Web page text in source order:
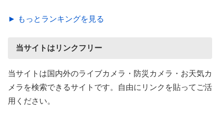
► もっとランキングを見る
当サイトはリンクフリー
当サイトは国内外のライブカメラ・防災カメラ・お天気カ
メラを検索できるサイトです。自由にリンクを貼ってご活
用ください。